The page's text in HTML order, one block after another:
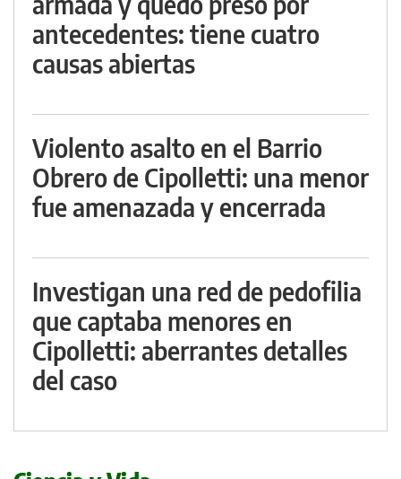
antecedentes: tiene cuatro
causas abiertas
Violento asalto en el Barrio
Obrero de Cipolletti: una menor
fue amenazada y encerrada
Investigan una red de pedofilia
que captaba menores en
Cipolletti: aberrantes detalles
del caso